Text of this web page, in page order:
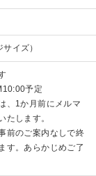
イズ）
予定
、1か月前にメルマ
たします。
前のご案内なしで終
す。あらかじめご了